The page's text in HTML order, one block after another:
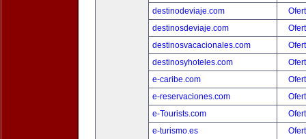
destinodeviaje.com
destinosdeviaje.com
destinosvacacionales.com
destinosyhoteles.com
e-caribe.com
e-reservaciones.com
e-Tourists.com
e-turismo.es